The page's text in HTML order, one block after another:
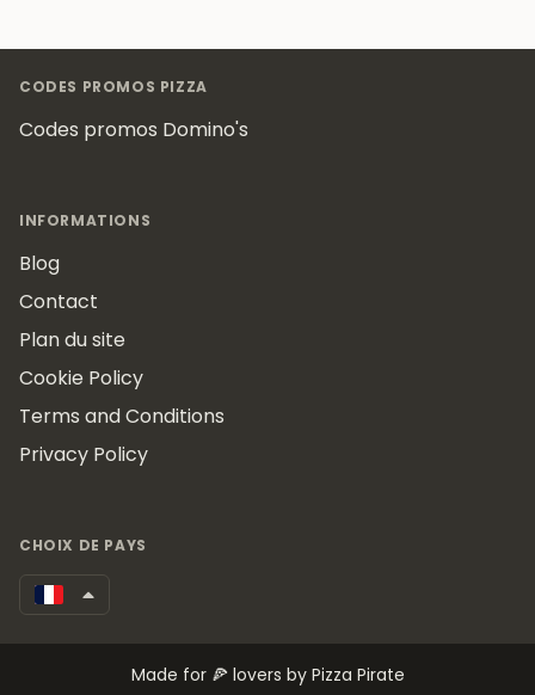
CODES PROMOS PIZZA
Codes promos Domino's
INFORMATIONS
Blog
Contact
Plan du site
Cookie Policy
Terms and Conditions
Privacy Policy
CHOIX DE PAYS
Made for 🍕 lovers by Pizza Pirate